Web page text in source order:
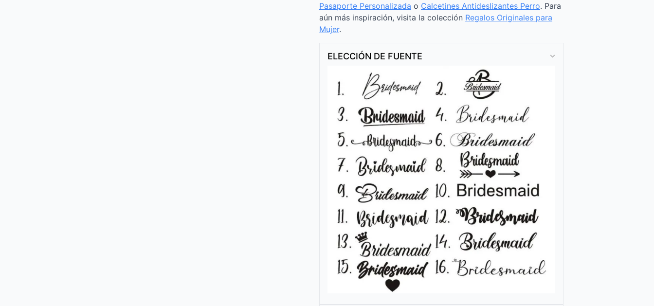
Pasaporte Personalizada o Calcetines Antideslizantes Perro. Para
aún más inspiración, visita la colección Regalos Originales para
Mujer.
ELECCIÓN DE FUENTE